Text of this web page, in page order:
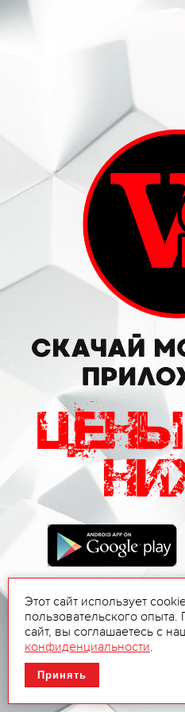
ВИННЫЙ СКЛАД
Этот сайт использует
пользовательского
сайт, вы соглашаетесь с
конфиденциальности.
Принять